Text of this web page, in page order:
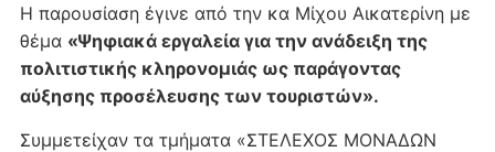
Η παρουσίαση έγινε από την κα Μίχου Αικατερίνη με
θέμα «Ψηφιακά εργαλεία για την ανάδειξη της
πολιτιστικής κληρονομιάς ως παράγοντας
αύξησης προσέλευσης των τουριστών».
Συμμετείχαν τα τμήματα «ΣΤΕΛΕΧΟΣ ΜΟΝΑΔΩΝ